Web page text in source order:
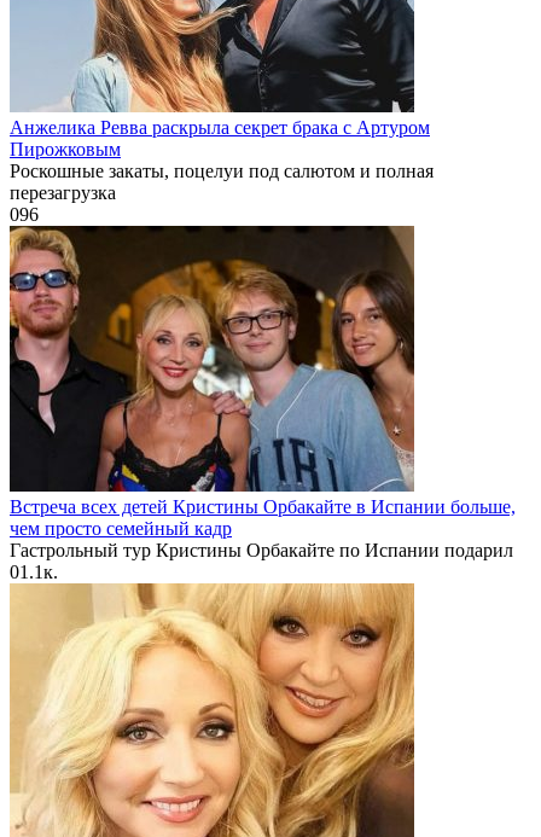
Анжелика Ревва раскрыла секрет брака с Артуром
Пирожковым
Роскошные закаты, поцелуи под салютом и полная
перезагрузка
096
Встреча всех детей Кристины Орбакайте в Испании больше,
чем просто семейный кадр
Гастрольный тур Кристины Орбакайте по Испании подарил
01.1к.